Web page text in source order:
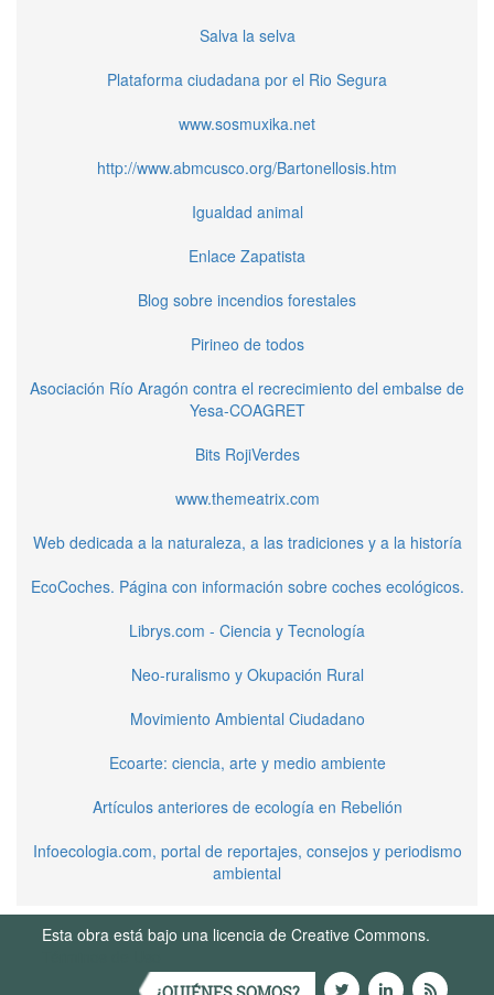
Salva la selva
Plataforma ciudadana por el Rio Segura
www.sosmuxika.net
http://www.abmcusco.org/Bartonellosis.htm
Igualdad animal
Enlace Zapatista
Blog sobre incendios forestales
Pirineo de todos
Asociación Río Aragón contra el recrecimiento del embalse de
Yesa-COAGRET
Bits RojiVerdes
www.themeatrix.com
Web dedicada a la naturaleza, a las tradiciones y a la historía
EcoCoches. Página con información sobre coches ecológicos.
Librys.com - Ciencia y Tecnología
Neo-ruralismo y Okupación Rural
Movimiento Ambiental Ciudadano
Ecoarte: ciencia, arte y medio ambiente
Artículos anteriores de ecología en Rebelión
Infoecologia.com, portal de reportajes, consejos y periodismo
ambiental
Esta obra está bajo una licencia de Creative Commons.